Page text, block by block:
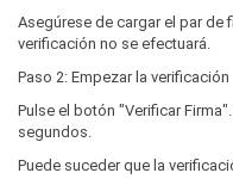
Asegúrese de cargar el par de
verificación no se efectuará.
Paso 2: Empezar la verificación
Pulse el botón "Verificar
segundos.
Puede suceder que la